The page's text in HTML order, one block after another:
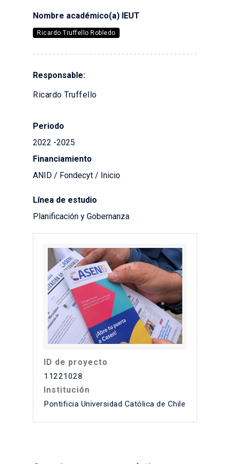
Nombre académico(a) IEUT
Ricardo Truffello Robledo
Responsable:
Ricardo Truffello
Periodo
2022 -2025
Financiamiento
ANID / Fondecyt / Inicio
Línea de estudio
Planificación y Gobernanza
ID de proyecto
11221028
Institución
Pontificia Universidad Católica de Chile